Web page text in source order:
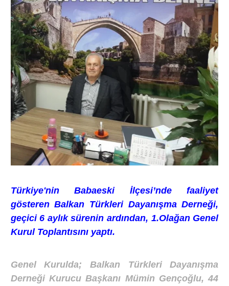
Türkiye'nin Babaeski İlçesi’nde faaliyet
gösteren Balkan Türkleri Dayanışma Derneği,
geçici 6 aylık sürenin ardından, 1.Olağan Genel
Kurul Toplantısını yaptı.
Genel Kurulda; Balkan Türkleri Dayanışma
Derneği Kurucu Başkanı Mümin Gençoğlu, 44